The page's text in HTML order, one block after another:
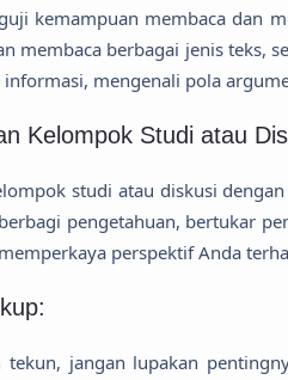
kemampuan membaca dan
membaca berbagai jenis teks,
mengenali pola
Kelompok Studi atau
studi atau diskusi
pengetahuan, bertukar
perspektif Anda
tekun, jangan lupakan